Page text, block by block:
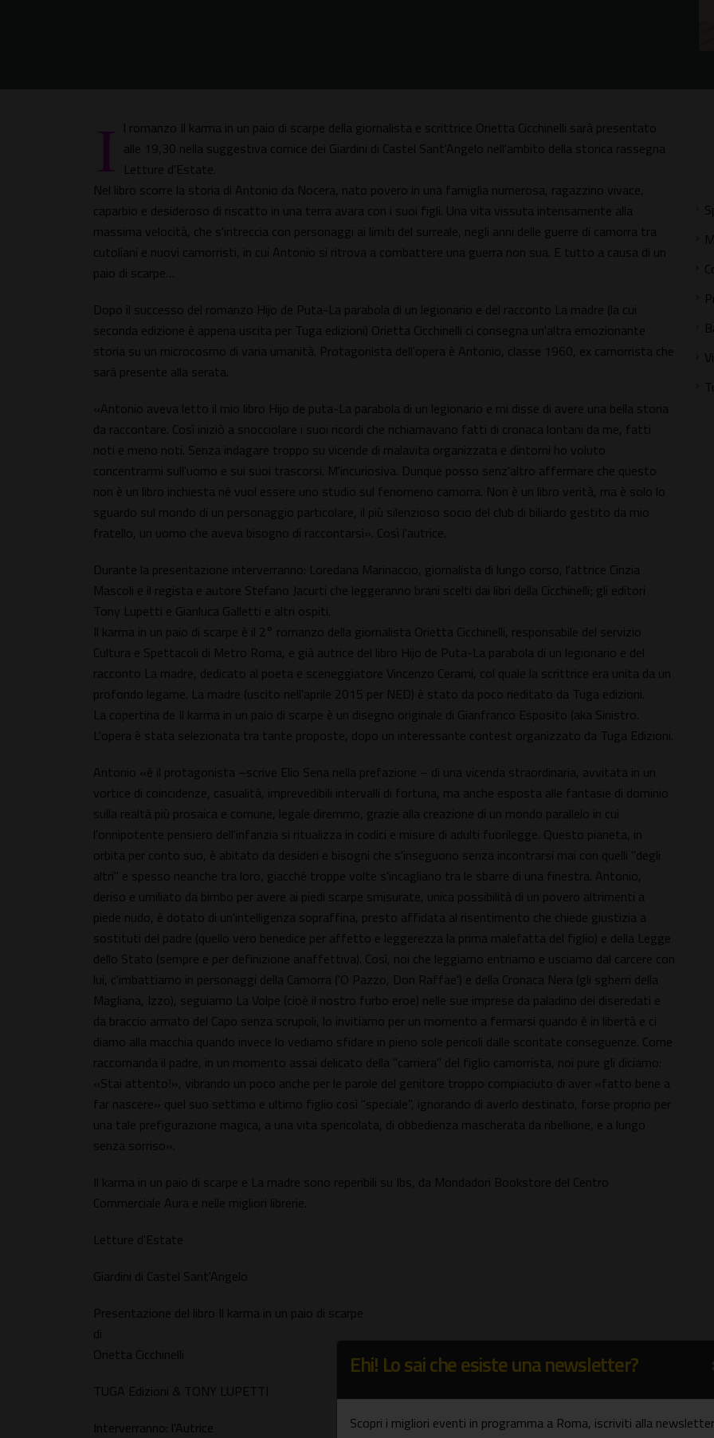
I l romanzo Il karma in un paio di scarpe della giornalista e scrittrice Orietta Cicchinelli sarà presentato
alle 19,30 nella suggestiva cornice dei Giardini di Castel Sant'Angelo nell'ambito della storica rassegna
Letture d'Estate.
Nel libro scorre la storia di Antonio da Nocera, nato povero in una famiglia numerosa, ragazzino vivace,
caparbio e desideroso di riscatto in una terra avara con i suoi figli. Una vita vissuta intensamente alla
massima velocità, che s'intreccia con personaggi ai limiti del surreale, negli anni delle guerre di camorra tra
cutoliani e nuovi camorristi, in cui Antonio si ritrova a combattere una guerra non sua. E tutto a causa di un
paio di scarpe…
Dopo il successo del romanzo Hijo de Puta-La parabola di un legionario e del racconto La madre (la cui
seconda edizione è appena uscita per Tuga edizioni) Orietta Cicchinelli ci consegna un'altra emozionante
storia su un microcosmo di varia umanità. Protagonista dell'opera è Antonio, classe 1960, ex camorrista che
sarà presente alla serata.
«Antonio aveva letto il mio libro Hijo de puta-La parabola di un legionario e mi disse di avere una bella storia
da raccontare. Così iniziò a snocciolare i suoi ricordi che richiamavano fatti di cronaca lontani da me, fatti
noti e meno noti. Senza indagare troppo su vicende di malavita organizzata e dintorni ho voluto
concentrarmi sull'uomo e sui suoi trascorsi. M'incuriosiva. Dunque posso senz'altro affermare che questo
non è un libro inchiesta né vuol essere uno studio sul fenomeno camorra. Non è un libro verità, ma è solo lo
sguardo sul mondo di un personaggio particolare, il più silenzioso socio del club di biliardo gestito da mio
fratello, un uomo che aveva bisogno di raccontarsi». Così l'autrice.
Durante la presentazione interverranno: Loredana Marinaccio, giornalista di lungo corso, l'attrice Cinzia
Mascoli e il regista e autore Stefano Jacurti che leggeranno brani scelti dai libri della Cicchinelli; gli editori
Tony Lupetti e Gianluca Galletti e altri ospiti.
Il karma in un paio di scarpe è il 2° romanzo della giornalista Orietta Cicchinelli, responsabile del servizio
Cultura e Spettacoli di Metro Roma, e già autrice del libro Hijo de Puta-La parabola di un legionario e del
racconto La madre, dedicato al poeta e sceneggiatore Vincenzo Cerami, col quale la scrittrice era unita da un
profondo legame. La madre (uscito nell'aprile 2015 per NED) è stato da poco rieditato da Tuga edizioni.
La copertina de Il karma in un paio di scarpe è un disegno originale di Gianfranco Esposito (aka Sinistro.
L'opera è stata selezionata tra tante proposte, dopo un interessante contest organizzato da Tuga Edizioni.
Antonio «è il protagonista –scrive Elio Sena nella prefazione – di una vicenda straordinaria, avvitata in un
vortice di coincidenze, casualità, imprevedibili intervalli di fortuna, ma anche esposta alle fantasie di dominio
sulla realtà più prosaica e comune, legale diremmo, grazie alla creazione di un mondo parallelo in cui
l'onnipotente pensiero dell'infanzia si ritualizza in codici e misure di adulti fuorilegge. Questo pianeta, in
orbita per conto suo, è abitato da desideri e bisogni che s'inseguono senza incontrarsi mai con quelli "degli
altri" e spesso neanche tra loro, giacché troppe volte s'incagliano tra le sbarre di una finestra. Antonio,
deriso e umiliato da bimbo per avere ai piedi scarpe smisurate, unica possibilità di un povero altrimenti a
piede nudo, è dotato di un'intelligenza sopraffina, presto affidata al risentimento che chiede giustizia a
sostituti del padre (quello vero benedice per affetto e leggerezza la prima malefatta del figlio) e della Legge
dello Stato (sempre e per definizione anaffettiva). Così, noi che leggiamo entriamo e usciamo dal carcere con
lui, c'imbattiamo in personaggi della Camorra ('O Pazzo, Don Raffae') e della Cronaca Nera (gli sgherri della
Magliana, Izzo), seguiamo La Volpe (cioè il nostro furbo eroe) nelle sue imprese da paladino dei diseredati e
da braccio armato del Capo senza scrupoli, lo invitiamo per un momento a fermarsi quando è in libertà e ci
diamo alla macchia quando invece lo vediamo sfidare in pieno sole pericoli dalle scontate conseguenze. Come
raccomanda il padre, in un momento assai delicato della "carriera" del figlio camorrista, noi pure gli diciamo:
«Stai attento!», vibrando un poco anche per le parole del genitore troppo compiaciuto di aver «fatto bene a
far nascere» quel suo settimo e ultimo figlio così "speciale", ignorando di averlo destinato, forse proprio per
una tale prefigurazione magica, a una vita spericolata, di obbedienza mascherata da ribellione, e a lungo
senza sorriso».
Il karma in un paio di scarpe e La madre sono reperibili su Ibs, da Mondadori Bookstore del Centro
Commerciale Aura e nelle migliori librerie.
Letture d'Estate
Giardini di Castel Sant'Angelo
Presentazione del libro Il karma in un paio di scarpe
di
Orietta Cicchinelli
TUGA Edizioni & TONY LUPETTI
Interverranno: l'Autrice
Ehi! Lo sai che esiste una newsletter?
Scopri i migliori eventi in programma a Roma, iscriviti alla